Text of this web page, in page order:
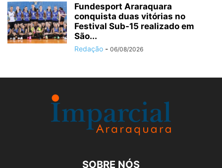
Fundesport Araraquara
conquista duas vitórias no
Festival Sub-15 realizado em
São...
Redação - 06/08/2026
SOBRE NÓS